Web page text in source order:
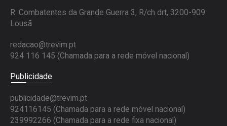
R. Combatentes da Grande Guerra 3, R/ch drt, 3200-909
Lousã
redacao@trevim.pt
924 116 145 (Chamada para a rede móvel nacional)
Publicidade
publicidade@trevim.pt
924116145 (Chamada para a rede móvel nacional)
239992266 (Chamada para a rede fixa nacional)